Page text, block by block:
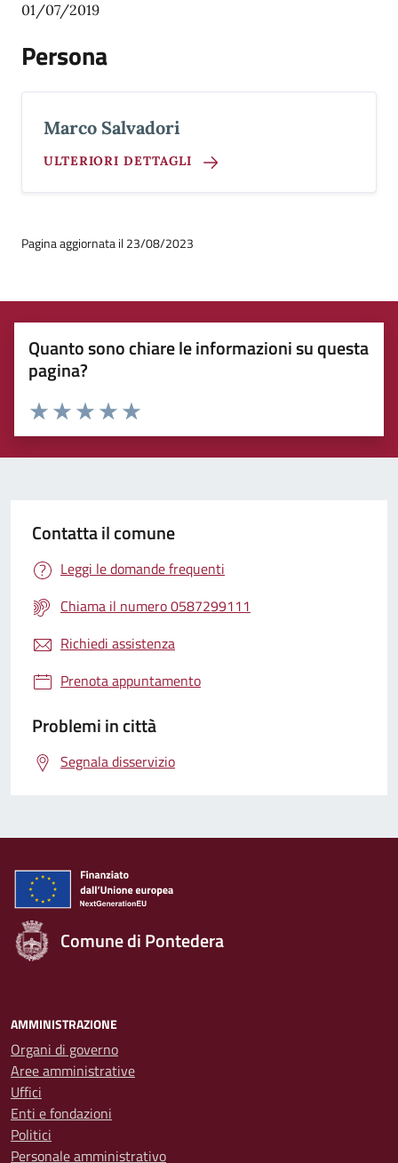
01/07/2019
Persona
Marco Salvadori
ULTERIORI DETTAGLI
Pagina aggiornata il 23/08/2023
Quanto sono chiare le informazioni su questa
pagina?
Rating:
Valuta 5 stelle su 5
Valuta 4 stelle su 5
Valuta 3 stelle su 5
Valuta 2 stelle su 5
Valuta 1 stelle su 5
Contatta il comune
Leggi le domande frequenti
Chiama il numero 0587299111
Richiedi assistenza
Prenota appuntamento
Problemi in città
Segnala disservizio
Comune di Pontedera
AMMINISTRAZIONE
Organi di governo
Aree amministrative
Uffici
Enti e fondazioni
Politici
Personale amministrativo